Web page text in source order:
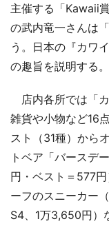
主催する「Kawaii
の武内竜一さんは
う。日本の『カワ
の趣旨を説明する。
店内各所では「
雑貨や小物など16
スト（31種）から
トベア「バースデ
円・ベスト＝577
ーフのスニーカー
S4、1万3,650円）